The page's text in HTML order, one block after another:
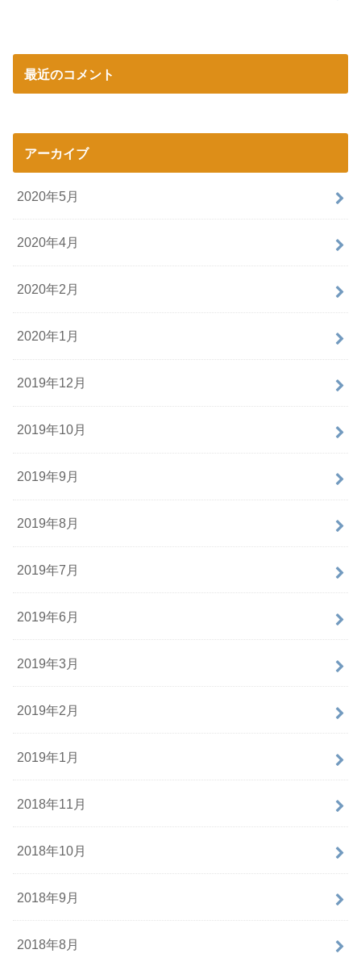
最近のコメント
アーカイブ
2020年5月
2020年4月
2020年2月
2020年1月
2019年12月
2019年10月
2019年9月
2019年8月
2019年7月
2019年6月
2019年3月
2019年2月
2019年1月
2018年11月
2018年10月
2018年9月
2018年8月